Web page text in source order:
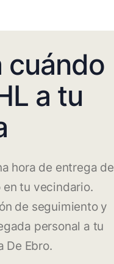
cuándo
a tu
hora de entrega de
tu vecindario.
de seguimiento y
personal a tu
De Ebro.